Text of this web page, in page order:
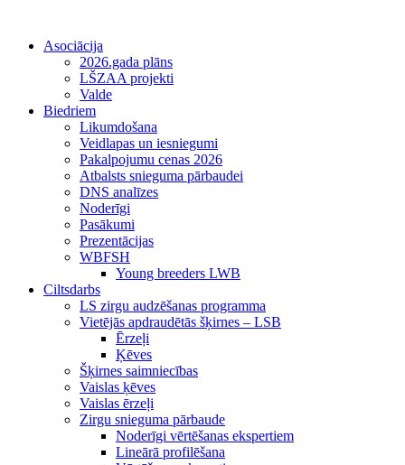
Asociācija
2026.gada plāns
LŠZAA projekti
Valde
Biedriem
Likumdošana
Veidlapas un iesniegumi
Pakalpojumu cenas 2026
Atbalsts snieguma pārbaudei
DNS analīzes
Noderīgi
Pasākumi
Prezentācijas
WBFSH
Young breeders LWB
Ciltsdarbs
LS zirgu audzēšanas programma
Vietējās apdraudētās šķirnes – LSB
Ērzeļi
Ķēves
Šķirnes saimniecības
Vaislas ķēves
Vaislas ērzeļi
Zirgu snieguma pārbaude
Noderīgi vērtēšanas ekspertiem
Lineārā profilēšana